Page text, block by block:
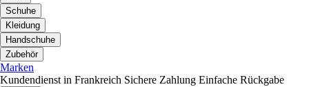
Schuhe
Kleidung
Handschuhe
Zubehör
Marken
Kundendienst in Frankreich Sichere Zahlung Einfache Rückgabe